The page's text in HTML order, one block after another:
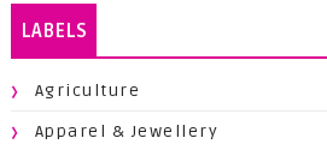
LABELS
Agriculture
Apparel & Jewellery